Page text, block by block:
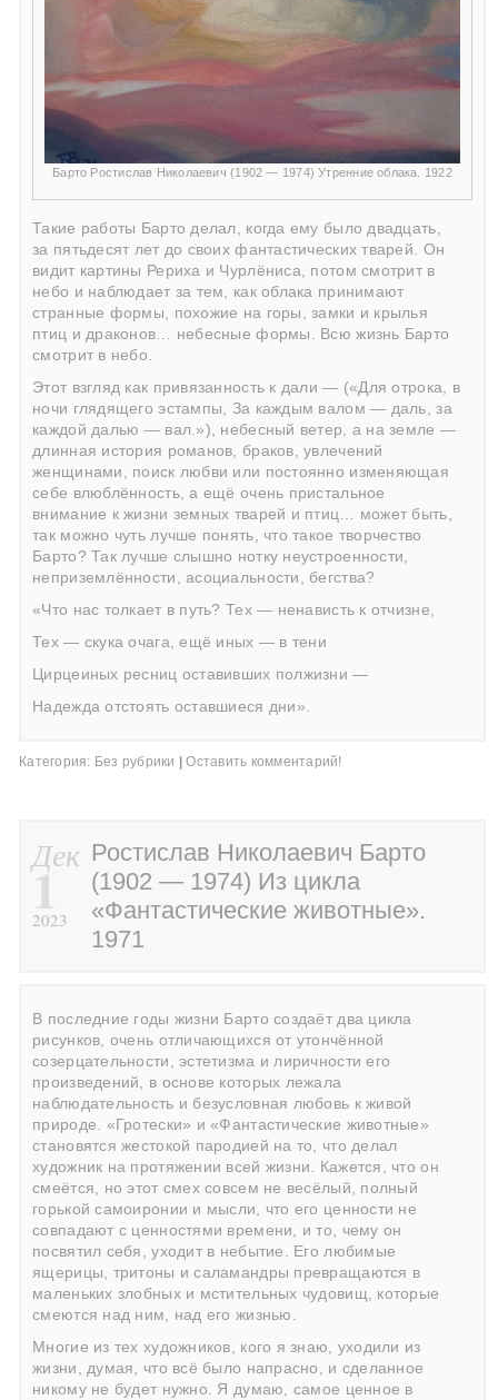
Барто Ростислав Николаевич (1902 — 1974) Утренние облака. 1922
Такие работы Барто делал, когда ему было двадцать,
за пятьдесят лет до своих фантастических тварей. Он
видит картины Рериха и Чурлёниса, потом смотрит в
небо и наблюдает за тем, как облака принимают
странные формы, похожие на горы, замки и крылья
птиц и драконов… небесные формы. Всю жизнь Барто
смотрит в небо.
Этот взгляд как привязанность к дали — («Для отрока, в
ночи глядящего эстампы, За каждым валом — даль, за
каждой далью — вал.»), небесный ветер, а на земле —
длинная история романов, браков, увлечений
женщинами, поиск любви или постоянно изменяющая
себе влюблённость, а ещё очень пристальное
внимание к жизни земных тварей и птиц… может быть,
так можно чуть лучше понять, что такое творчество
Барто? Так лучше слышно нотку неустроенности,
неприземлённости, асоциальности, бегства?
«Что нас толкает в путь? Тех — ненависть к отчизне,
Тех — скука очага, ещё иных — в тени
Цирцеиных ресниц оставивших полжизни —
Надежда отстоять оставшиеся дни».
Категория: Без рубрики | Оставить комментарий!
Дек
1
2023
Ростислав Николаевич Барто
(1902 — 1974) Из цикла
«Фантастические животные».
1971
В последние годы жизни Барто создаёт два цикла
рисунков, очень отличающихся от утончённой
созерцательности, эстетизма и лиричности его
произведений, в основе которых лежала
наблюдательность и безусловная любовь к живой
природе. «Гротески» и «Фантастические животные»
становятся жестокой пародией на то, что делал
художник на протяжении всей жизни. Кажется, что он
смеётся, но этот смех совсем не весёлый, полный
горькой самоиронии и мысли, что его ценности не
совпадают с ценностями времени, и то, чему он
посвятил себя, уходит в небытие. Его любимые
ящерицы, тритоны и саламандры превращаются в
маленьких злобных и мстительных чудовищ, которые
смеются над ним, над его жизнью.
Многие из тех художников, кого я знаю, уходили из
жизни, думая, что всё было напрасно, и сделанное
никому не будет нужно. Я думаю, самое ценное в